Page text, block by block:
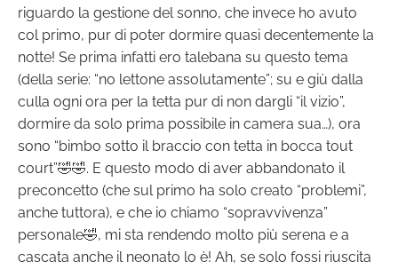
riguardo la gestione del sonno, che invece ho avuto
col primo, pur di poter dormire quasi decentemente la
notte! Se prima infatti ero talebana su questo tema
(della serie: “no lettone assolutamente”; su e giù dalla
culla ogni ora per la tetta pur di non dargli “il vizio”,
dormire da solo prima possibile in camera sua…), ora
sono “bimbo sotto il braccio con tetta in bocca tout
court”🤣🤣. E questo modo di aver abbandonato il
preconcetto (che sul primo ha solo creato “problemi”,
anche tuttora), e che io chiamo “sopravvivenza”
personale🤣, mi sta rendendo molto più serena e a
cascata anche il neonato lo è! Ah, se solo fossi riuscita